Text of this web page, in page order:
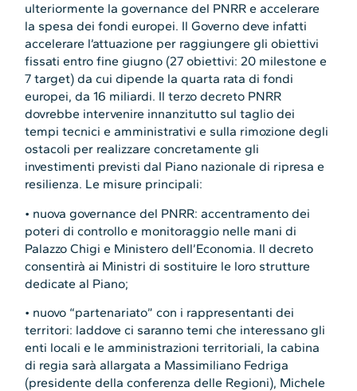
ulteriormente la governance del PNRR e accelerare
la spesa dei fondi europei. Il Governo deve infatti
accelerare l’attuazione per raggiungere gli obiettivi
fissati entro fine giugno (27 obiettivi: 20 milestone e
7 target) da cui dipende la quarta rata di fondi
europei, da 16 miliardi. Il terzo decreto PNRR
dovrebbe intervenire innanzitutto sul taglio dei
tempi tecnici e amministrativi e sulla rimozione degli
ostacoli per realizzare concretamente gli
investimenti previsti dal Piano nazionale di ripresa e
resilienza. Le misure principali:
• nuova governance del PNRR: accentramento dei
poteri di controllo e monitoraggio nelle mani di
Palazzo Chigi e Ministero dell’Economia. Il decreto
consentirà ai Ministri di sostituire le loro strutture
dedicate al Piano;
• nuovo “partenariato” con i rappresentanti dei
territori: laddove ci saranno temi che interessano gli
enti locali e le amministrazioni territoriali, la cabina
di regia sarà allargata a Massimiliano Fedriga
(presidente della conferenza delle Regioni), Michele